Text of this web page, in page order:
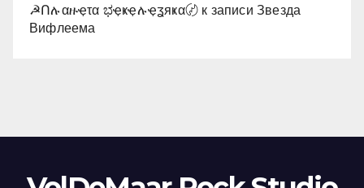
☭Ոሉαዙҿτα ಭҿҝҿሉҿʓяҝα〄 к записи Звезда
Вифлеема